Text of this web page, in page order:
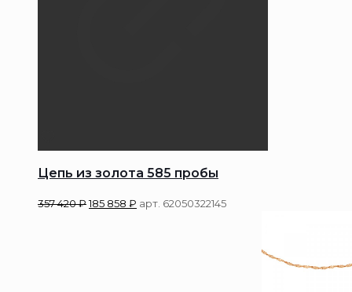
Цепь из золота 585 пробы
357 420₽185 858 ₽ арт. 62050322145